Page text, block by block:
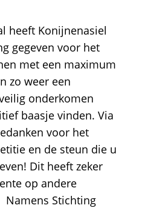
heeft Konijnenasiel
gegeven voor het
met een maximum
zo weer een
onderkomen
baasje vinden. Via
voor het
en de steun die u
Dit heeft zeker
op andere
Stichting